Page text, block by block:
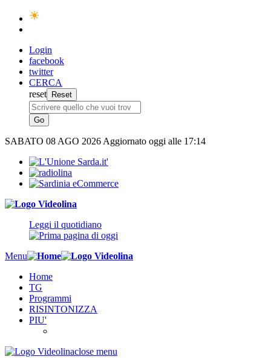
Login
facebook
twitter
CERCA
reset
SABATO 08 AGO 2026 Aggiornato oggi alle 17:14
Leggi il quotidiano
Menu
Home
TG
Programmi
RISINTONIZZA
PIU'
close menu